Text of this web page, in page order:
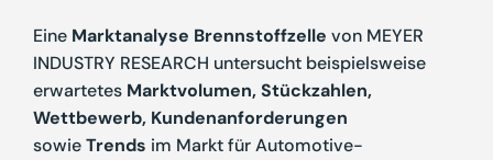
Eine Marktanalyse Brennstoffzelle von MEYER
INDUSTRY RESEARCH untersucht beispielsweise
erwartetes Marktvolumen, Stückzahlen,
Wettbewerb, Kundenanforderungen
sowieTrends im Markt für Automotive-